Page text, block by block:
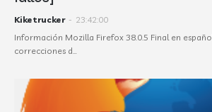
Kiketrucker - 23:42:00
Información Mozilla Firefox 38.0.5 Final en
correcciones d…